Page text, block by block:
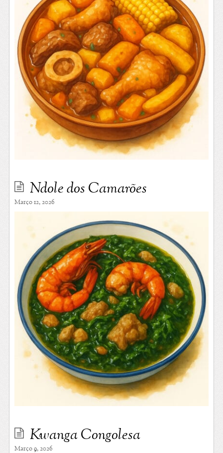
Ndole dos Camarões
Março 12, 2026
Kwanga Congolesa
Março 9, 2026